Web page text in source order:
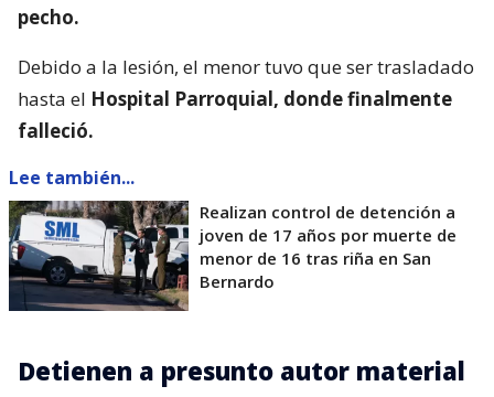
pecho.
Debido a la lesión, el menor tuvo que ser trasladado
hasta el Hospital Parroquial, donde finalmente
falleció.
Lee también...
Realizan control de detención a
joven de 17 años por muerte de
menor de 16 tras riña en San
Bernardo
Detienen a presunto autor material